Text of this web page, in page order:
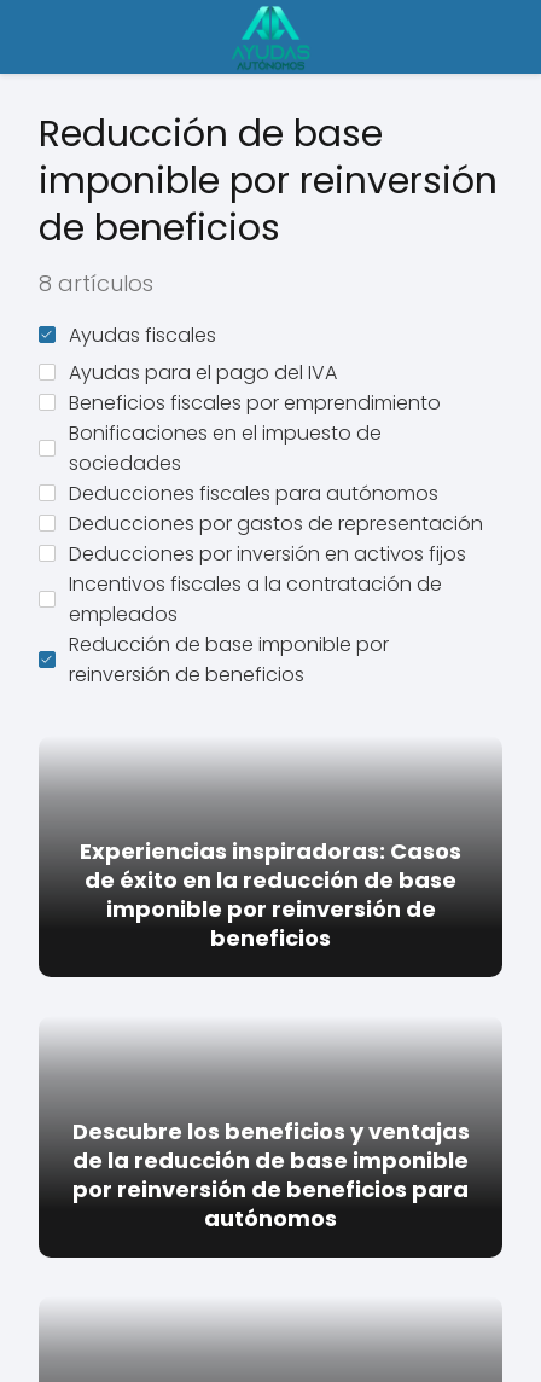
Reducción de base
imponible por reinversión
de beneficios
8 artículos
Ayudas fiscales
Ayudas para el pago del IVA
Beneficios fiscales por emprendimiento
Bonificaciones en el impuesto de
sociedades
Deducciones fiscales para autónomos
Deducciones por gastos de representación
Deducciones por inversión en activos fijos
Incentivos fiscales a la contratación de
empleados
Reducción de base imponible por
reinversión de beneficios
Experiencias inspiradoras: Casos
de éxito en la reducción de base
imponible por reinversión de
beneficios
Descubre los beneficios y ventajas
de la reducción de base imponible
por reinversión de beneficios para
autónomos